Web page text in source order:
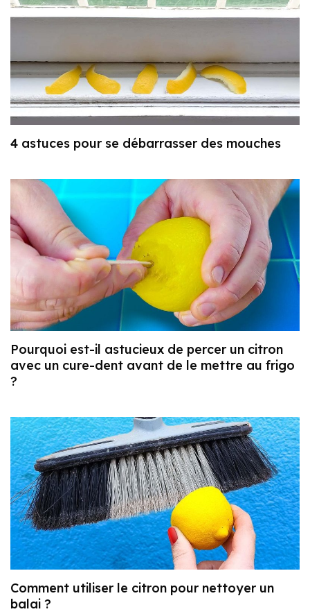
4 astuces pour se débarrasser des mouches
Pourquoi est-il astucieux de percer un citron
avec un cure-dent avant de le mettre au frigo
?
Comment utiliser le citron pour nettoyer un
balai ?